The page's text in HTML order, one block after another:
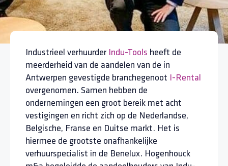
Industrieel verhuurder Indu-Tools heeft de
meerderheid van de aandelen van de in
Antwerpen gevestigde branchegenoot I-Rental
overgenomen. Samen hebben de
ondernemingen een groot bereik met acht
vestigingen en richt zich op de Nederlandse,
Belgische, Franse en Duitse markt. Het is
hiermee de grootste onafhankelijke
verhuurspecialist in de Benelux. Hogenhouck